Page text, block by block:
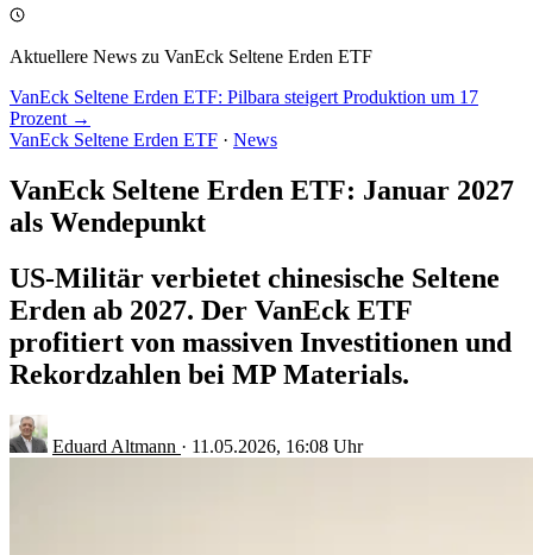
Aktuellere News zu VanEck Seltene Erden ETF
VanEck Seltene Erden ETF: Pilbara steigert Produktion um 17
Prozent →
VanEck Seltene Erden ETF · News
VanEck Seltene Erden ETF: Januar 2027
als Wendepunkt
US-Militär verbietet chinesische Seltene
Erden ab 2027. Der VanEck ETF
profitiert von massiven Investitionen und
Rekordzahlen bei MP Materials.
Eduard Altmann · 11.05.2026, 16:08 Uhr